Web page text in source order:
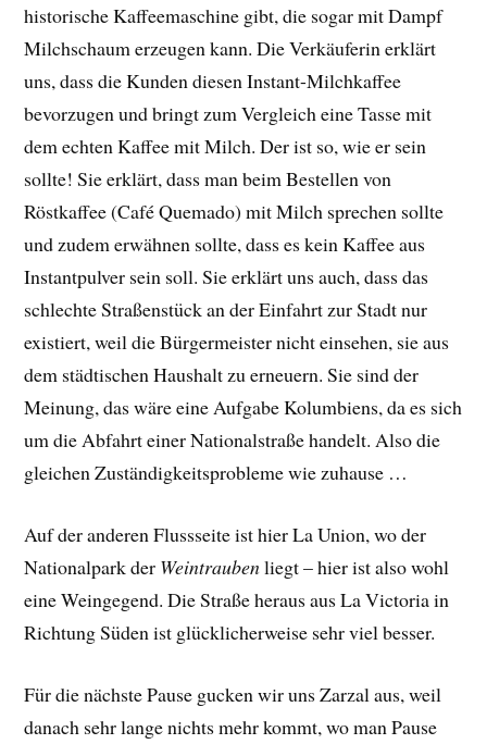
historische Kaffeemaschine gibt, die sogar mit Dampf
Milchschaum erzeugen kann. Die Verkäuferin erklärt
uns, dass die Kunden diesen Instant-Milchkaffee
bevorzugen und bringt zum Vergleich eine Tasse mit
dem echten Kaffee mit Milch. Der ist so, wie er sein
sollte! Sie erklärt, dass man beim Bestellen von
Röstkaffee (Café Quemado) mit Milch sprechen sollte
und zudem erwähnen sollte, dass es kein Kaffee aus
Instantpulver sein soll. Sie erklärt uns auch, dass das
schlechte Straßenstück an der Einfahrt zur Stadt nur
existiert, weil die Bürgermeister nicht einsehen, sie aus
dem städtischen Haushalt zu erneuern. Sie sind der
Meinung, das wäre eine Aufgabe Kolumbiens, da es sich
um die Abfahrt einer Nationalstraße handelt. Also die
gleichen Zuständigkeitsprobleme wie zuhause …
Auf der anderen Flussseite ist hier La Union, wo der
Nationalpark der Weintraubenliegt – hier ist also wohl
eine Weingegend. Die Straße heraus aus La Victoria in
Richtung Süden ist glücklicherweise sehr viel besser.
Für die nächste Pause gucken wir uns Zarzal aus, weil
danach sehr lange nichts mehr kommt, wo man Pause